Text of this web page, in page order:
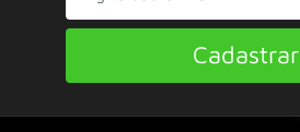
Cadastrar